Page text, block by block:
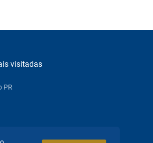
visitadas
PR